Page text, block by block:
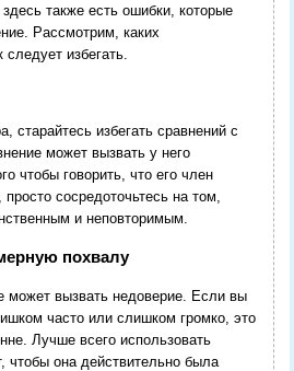
также есть ошибки, которые
Рассмотрим, каких
избегать.
старайтесь избегать сравнений с
может вызвать у него
чтобы говорить, что его член
сосредоточьтесь на том,
и неповторимым.
похвалу
может вызвать недоверие. Если вы
часто или слишком громко, это
Лучше всего использовать
чтобы она действительно была